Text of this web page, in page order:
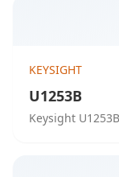
KEYSIGHT
U1253B
Keysight